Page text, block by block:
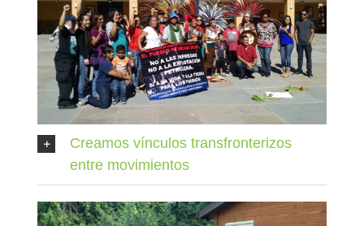
Creamos vínculos transfronterizos
entre movimientos